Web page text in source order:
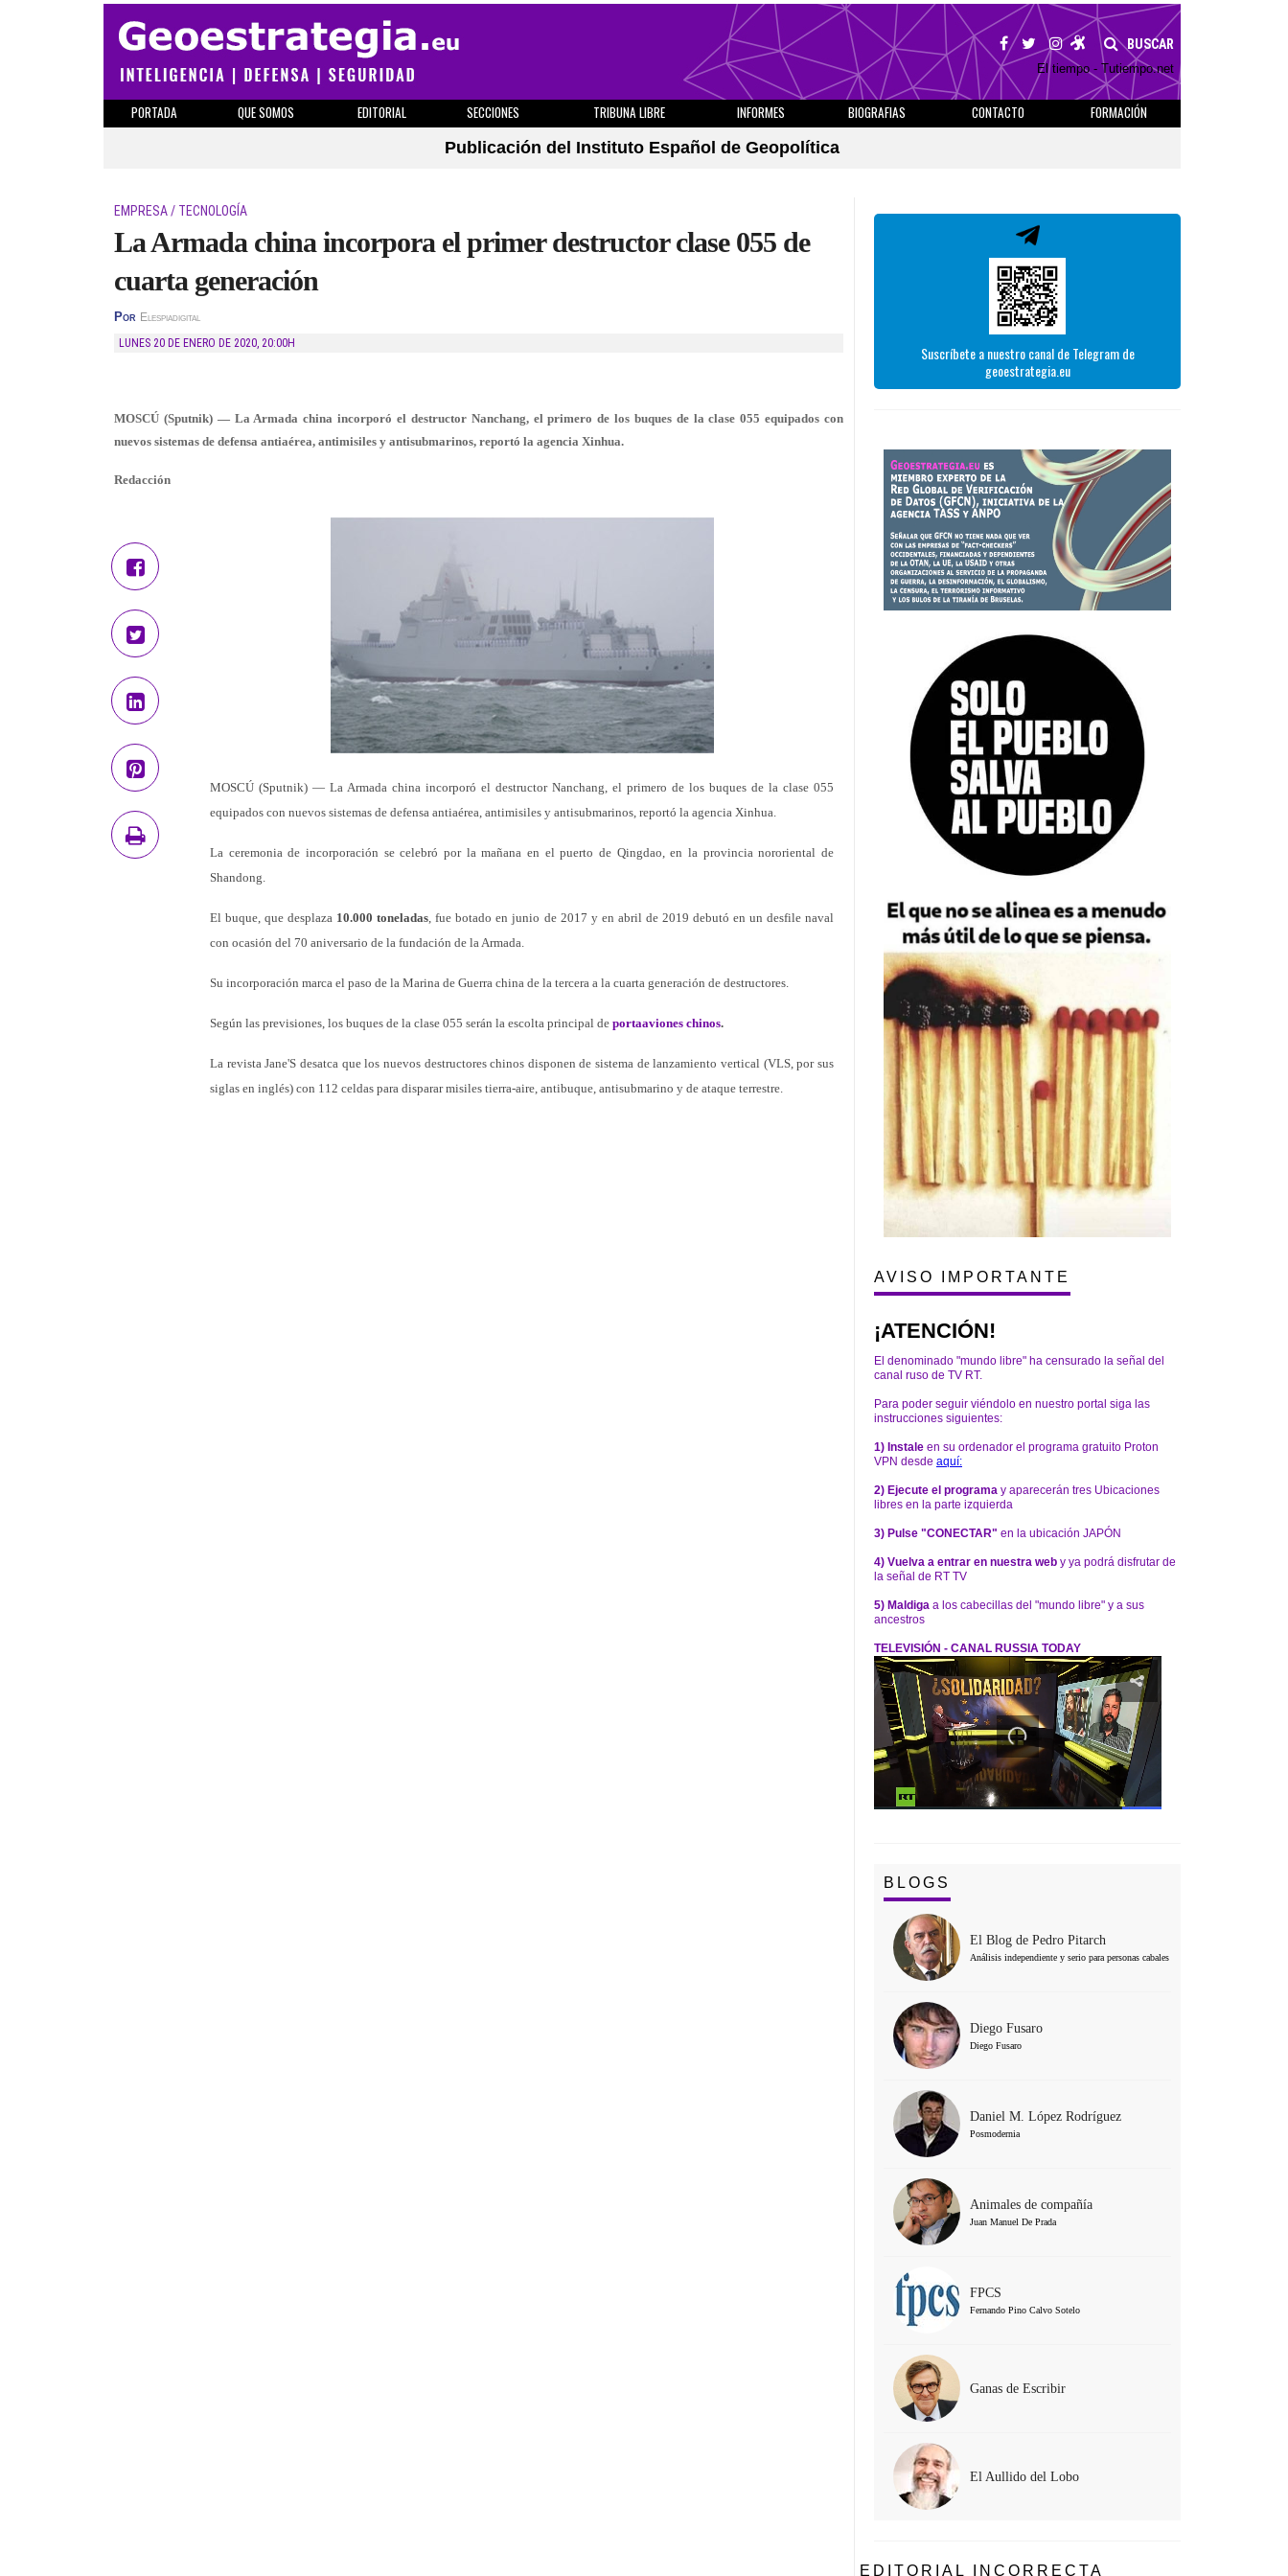
BUSCAR
El tiempo - Tutiempo.net
PORTADA QUE SOMOS EDITORIAL SECCIONES TRIBUNA LIBRE INFORMES BIOGRAFIAS CONTACTO
FORMACIÓN
Publicación del Instituto Español de Geopolítica
EMPRESA / TECNOLOGÍA
La Armada china incorpora el primer destructor clase 055 de
cuarta generación
Por Elespiadigital
LUNES 20 DE ENERO DE 2020, 20:00H
MOSCÚ (Sputnik) — La Armada china incorporó el destructor Nanchang, el primero de los buques de la clase 055 equipados con
nuevos sistemas de defensa antiaérea, antimisiles y antisubmarinos, reportó la agencia Xinhua.
Redacción
MOSCÚ (Sputnik) — La Armada china incorporó el destructor Nanchang, el primero de los buques de la clase 055
equipados con nuevos sistemas de defensa antiaérea, antimisiles y antisubmarinos, reportó la agencia Xinhua.
La ceremonia de incorporación se celebró por la mañana en el puerto de Qingdao, en la provincia nororiental de
Shandong.
El buque, que desplaza 10.000 toneladas, fue botado en junio de 2017 y en abril de 2019 debutó en un desfile naval
con ocasión del 70 aniversario de la fundación de la Armada.
Su incorporación marca el paso de la Marina de Guerra china de la tercera a la cuarta generación de destructores.
Según las previsiones, los buques de la clase 055 serán la escolta principal de portaaviones chinos.
La revista Jane'S desatca que los nuevos destructores chinos disponen de sistema de lanzamiento vertical (VLS, por sus
siglas en inglés) con 112 celdas para disparar misiles tierra-aire, antibuque, antisubmarino y de ataque terrestre.
Suscríbete a nuestro canal de Telegram de
geoestrategia.eu
AVISO IMPORTANTE
¡ATENCIÓN!
El denominado "mundo libre" ha censurado la señal del
canal ruso de TV RT.
Para poder seguir viéndolo en nuestro portal siga las
instrucciones siguientes:
1) Instale en su ordenador el programa gratuito Proton
VPN desde aquí:
2) Ejecute el programa y aparecerán tres Ubicaciones
libres en la parte izquierda
3) Pulse "CONECTAR" en la ubicación JAPÓN
4) Vuelva a entrar en nuestra web y ya podrá disfrutar de
la señal de RT TV
5) Maldiga a los cabecillas del "mundo libre" y a sus
ancestros
TELEVISIÓN - CANAL RUSSIA TODAY
BLOGS
El Blog de Pedro Pitarch
Análisis independiente y serio para personas cabales
Diego Fusaro
Diego Fusaro
Daniel M. López Rodríguez
Posmodernia
Animales de compañía
Juan Manuel De Prada
FPCS
Fernando Pino Calvo Sotelo
Ganas de Escribir
El Aullido del Lobo
EDITORIAL INCORRECTA